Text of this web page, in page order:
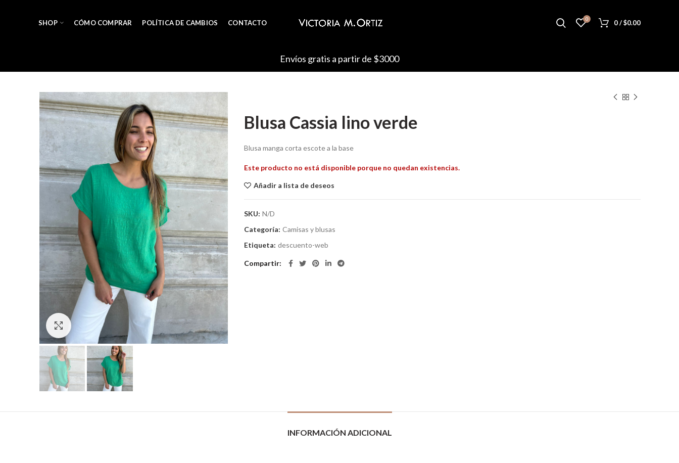
SHOP CÓMO COMPRAR POLÍTICA DE CAMBIOS CONTACTO 0 0/$0.00
Envíos gratis a partir de $3000
Hacer zoom
Blusa Cassia lino verde
Blusa manga corta escote a la base
Este producto no está disponible porque no quedan existencias.
Añadir a lista de deseos
SKU: N/D
Categoría: Camisas y blusas
Etiqueta: descuento-web
Compartir
INFORMACIÓN ADICIONAL